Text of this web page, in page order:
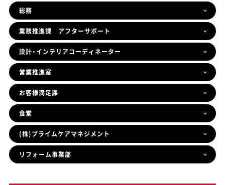
総務
業務推進課 アフターサポート
設計・インテリアコーディネーター
営業推進室
お客様満足課
食堂
(株)プライムケアマネジメント
リフォーム事業部